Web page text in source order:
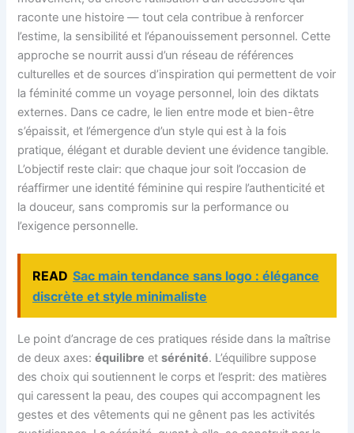
raconte une histoire — tout cela contribue à renforcer
l’estime, la sensibilité et l’épanouissement personnel. Cette
approche se nourrit aussi d’un réseau de références
culturelles et de sources d’inspiration qui permettent de voir
la féminité comme un voyage personnel, loin des diktats
externes. Dans ce cadre, le lien entre mode et bien-être
s’épaissit, et l’émergence d’un style qui est à la fois
pratique, élégant et durable devient une évidence tangible.
L’objectif reste clair: que chaque jour soit l’occasion de
réaffirmer une identité féminine qui respire l’authenticité et
la douceur, sans compromis sur la performance ou
l’exigence personnelle.
READ Sac main tendance sans logo : élégance
discrète et style minimaliste
Le point d’ancrage de ces pratiques réside dans la maîtrise
de deux axes:équilibre etsérénité. L’équilibre suppose
des choix qui soutiennent le corps et l’esprit: des matières
qui caressent la peau, des coupes qui accompagnent les
gestes et des vêtements qui ne gênent pas les activités